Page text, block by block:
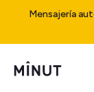
Mensajería